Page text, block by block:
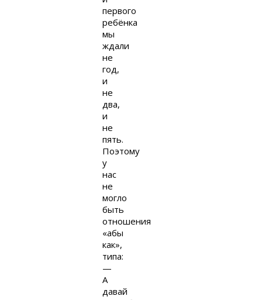
первого
ребёнка
мы
ждали
не
год,
и
не
два,
и
не
пять.
Поэтому
у
нас
не
могло
быть
отношения
«абы
как»,
типа:
—
А
давай